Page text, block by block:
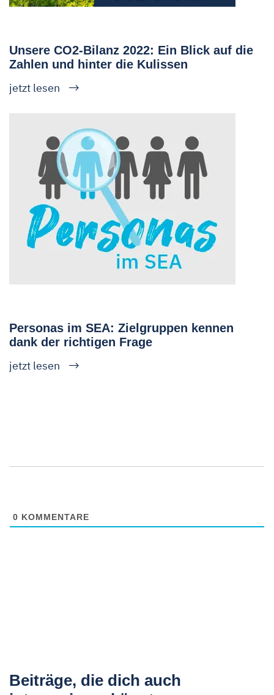
Unsere CO2-Bilanz 2022: Ein Blick auf die
Zahlen und hinter die Kulissen
jetzt lesen
Personas im SEA: Zielgruppen kennen
dank der richtigen Frage
jetzt lesen
0 KOMMENTARE
Beiträge, die dich auch